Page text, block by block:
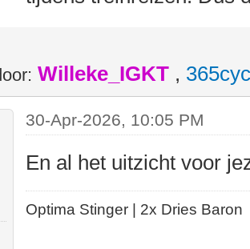
Willeke_IGKT ,
30-Apr-2026, 10:05 PM
En al het uitzicht voor
Optima Stinger | 2x Dries Baron